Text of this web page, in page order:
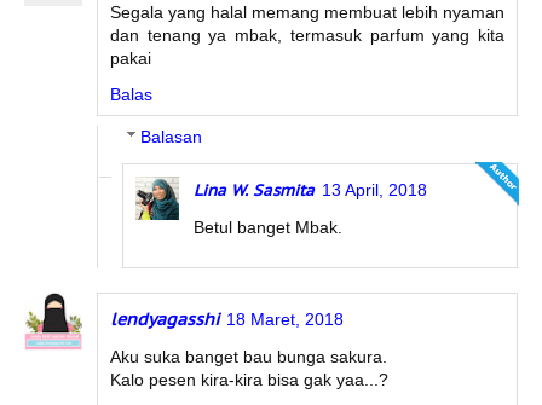
Segala yang halal memang membuat lebih nyaman
dan tenang ya mbak, termasuk parfum yang kita
pakai
Balas
Balasan
Lina W. Sasmita 13 April, 2018
Betul banget Mbak.
lendyagasshi 18 Maret, 2018
Aku suka banget bau bunga sakura.
Kalo pesen kira-kira bisa gak yaa...?